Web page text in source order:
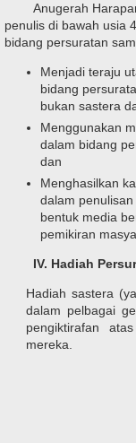
Anugerah
penulis di bawah usia
bidang persuratan
Menjadi teraju
bidang
bukan sastera
Menggunakan
dalam bidang
dan
Menghasilkan
dalam
bentuk media
pemikiran
IV. Hadiah
Hadiah sastera
dalam pelbagai
pengiktirafan
mereka.